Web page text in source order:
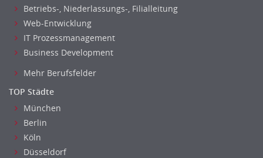
Qualitätssicherung, Qualitätsprüfung
SAP/ERP-Beratung, Entwicklung
Security
Softwareentwicklung
Systemadministration, Netzwerkadministration
Wirtschaftsinformatik
Biologie
Biotechnologie
Betriebs-, Niederlassungs-, Filialleitung
Web-Entwicklung
IT Prozessmanagement
Business Development
Mehr Berufsfelder
TOP Städte
München
Berlin
Köln
Düsseldorf